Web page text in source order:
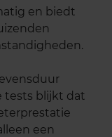
en biedt
tests blijkt dat
een